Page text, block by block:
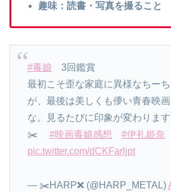
趣味：読書・写真を撮ること
#毒娘 3回鑑賞
最初こそ歪な家庭に異様なちー
が、最後は美しくも儚い青春映
な。見るたびに印象が変わりま
✂️ #映画毒娘感想
#伊礼姫奈
pic.twitter.com/dCKFarljpt
— ✂️HARP❌ (@HARP_METAL)